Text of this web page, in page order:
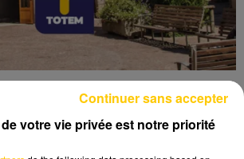
votre vie privée est notre priorité
Continuer sans accepter